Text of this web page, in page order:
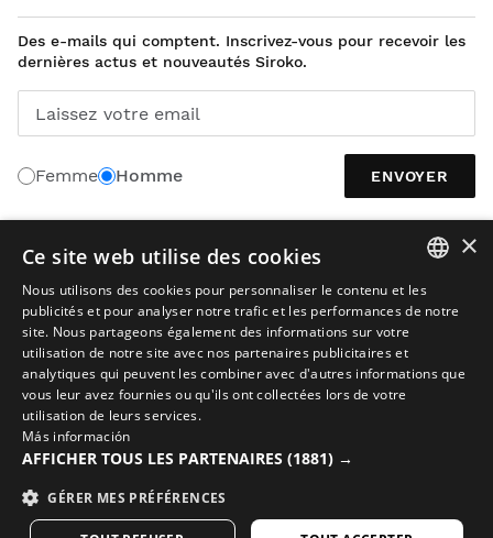
Des e-mails qui comptent. Inscrivez-vous pour recevoir les
dernières actus et nouveautés Siroko.
Laissez votre email
Femme Homme ENVOYER
FRANÇAIS
Avis juridique Cookies
L’IA dans les images Plan du site
ENGLISH
GREEK
×
Ce site web utilise des cookies
Nous utilisons des cookies pour personnaliser le contenu et les
publicités et pour analyser notre trafic et les performances de notre
site. Nous partageons également des informations sur votre
utilisation de notre site avec nos partenaires publicitaires et
analytiques qui peuvent les combiner avec d'autres informations que
vous leur avez fournies ou qu'ils ont collectées lors de votre
utilisation de leurs services.
Más información
AFFICHER TOUS LES PARTENAIRES (1881) →
GÉRER MES PRÉFÉRENCES